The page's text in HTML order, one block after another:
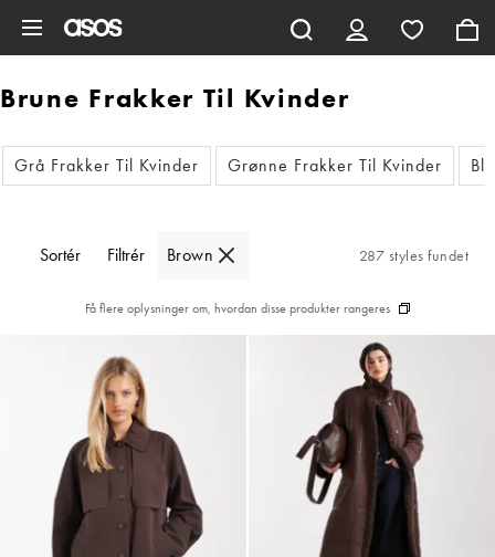
Brune Frakker Til Kvinder
Grå Frakker Til Kvinder Grønne Frakker Til Kvinder
Sortér Filtrér Brown 287 styles fundet
Få flere oplysninger om, hvordan disse produkter rangeres